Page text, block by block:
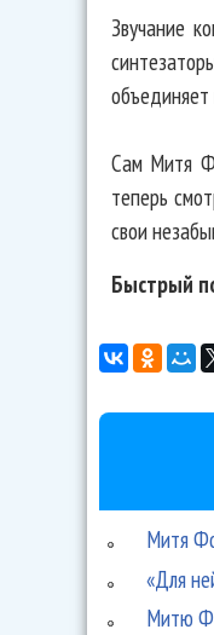
Звучание
объединяет
Сам Митя
теперь
свои
Быстрый
Митя
«Для
Митю